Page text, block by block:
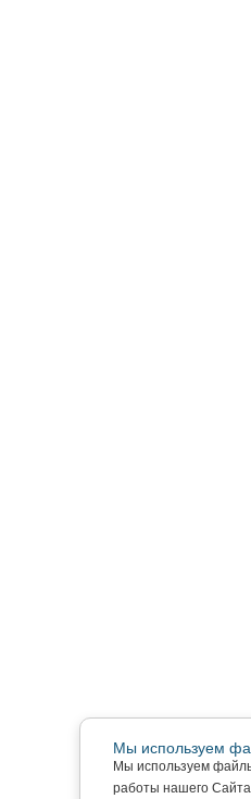
Мы используем
Мы используем
работы нашего